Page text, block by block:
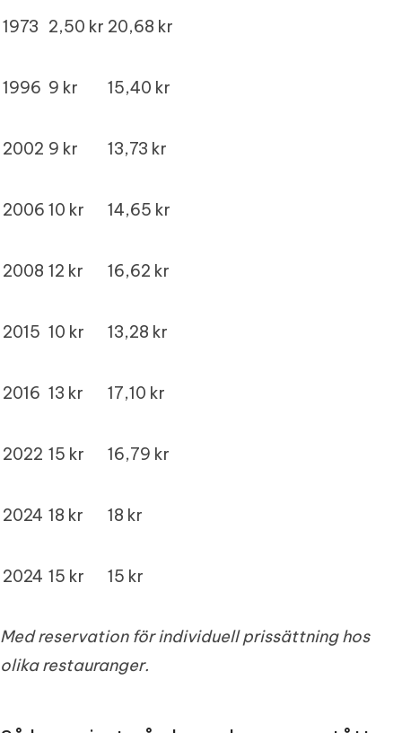
1973 2,50 kr 20,68 kr
1996 9 kr 15,40 kr
2002 9 kr 13,73 kr
2006 10 kr 14,65 kr
2008 12 kr 16,62 kr
2015 10 kr 13,28 kr
2016 13 kr 17,10 kr
2022 15 kr 16,79 kr
2024 18 kr 18 kr
2024 15 kr 15 kr
Med reservation för individuell prissättning hos
olika restauranger.